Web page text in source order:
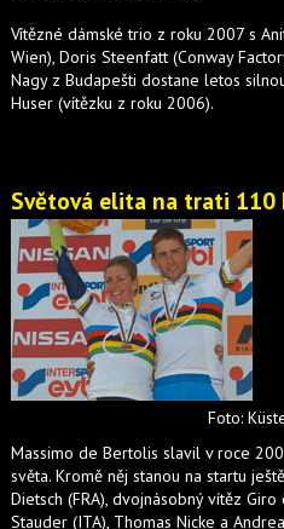
Vítězné dámské trio z roku 2007 s
Wien), Doris Steenfatt (Conway
Nagy z Budapešti dostane letos
Huser (vítězku z roku 2006).
Světová elita na trati 110
Foto:
Massimo de Bertolis slavil v roce
světa. Kromě něj stanou na startu
Dietsch (FRA), dvojnásobný vítěz
Stauder (ITA), Thomas Nicke a